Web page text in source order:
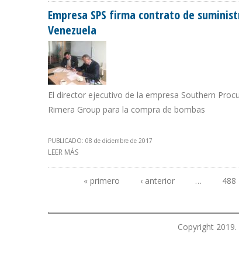
Empresa SPS firma contrato de
Venezuela
El director ejecutivo de la empresa Southern
Rimera Group para la compra de bombas
PUBLICADO: 08 de diciembre de 2017
LEER MÁS
Páginas
« primero ‹ anterior … 488
Copyright